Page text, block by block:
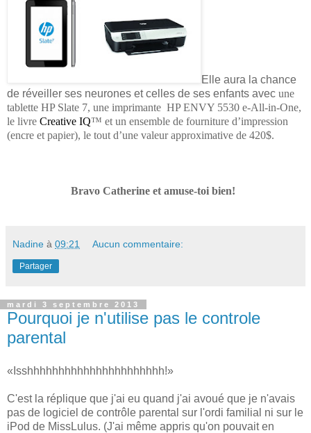
Elle aura la chance
de réveiller ses neurones et celles de ses enfants avec une
tablette HP Slate 7, une imprimante HP ENVY 5530 e-All-in-One,
le livre Creative IQ™ et un ensemble de fourniture d’impression
(encre et papier), le tout d’une valeur approximative de 420$.
Bravo Catherine et amuse-toi bien!
Nadine à 09:21 Aucun commentaire:
Partager
mardi 3 septembre 2013
Pourquoi je n'utilise pas le controle
parental
«Isshhhhhhhhhhhhhhhhhhhhhh!»
C'est la réplique que j'ai eu quand j'ai avoué que je n'avais
pas de logiciel de contrôle parental sur l'ordi familial ni sur le
iPod de MissLulus. (J'ai même appris qu'on pouvait en